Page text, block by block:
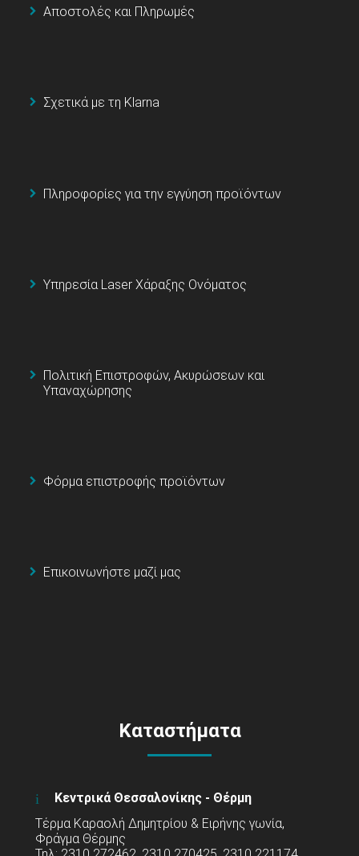
Αποστολές και Πληρωμές
Σχετικά με τη Klarna
Πληροφορίες για την εγγύηση προϊόντων
Υπηρεσία Laser Χάραξης Ονόματος
Πολιτική Επιστροφών, Ακυρώσεων και
Υπαναχώρησης
Φόρμα επιστροφής προϊόντων
Επικοινωνήστε μαζί μας
Καταστήματα
Κεντρικά Θεσσαλονίκης - Θέρμη
Τέρμα Καραολή Δημητρίου & Ειρήνης γωνία,
Φράγμα Θέρμης